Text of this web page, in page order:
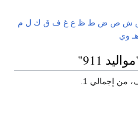
ش ص ض ط ظ ع غ ف ق ك ل م
هـ وي
911"
من إجمالي 1.